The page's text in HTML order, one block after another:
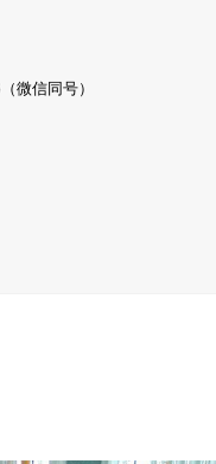
微信同号）